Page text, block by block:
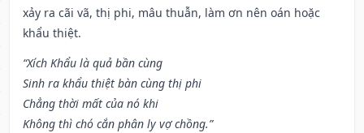
xảy ra cãi vã, thị phi, mâu thuẫn, làm ơn nên oán hoặc
khẩu thiệt.
“Xích Khẩu là quả bần cùng
Sinh ra khẩu thiệt bàn cùng thị phi
Chẳng thời mất của nó khi
Không thì chó cắn phân ly vợ chồng.”